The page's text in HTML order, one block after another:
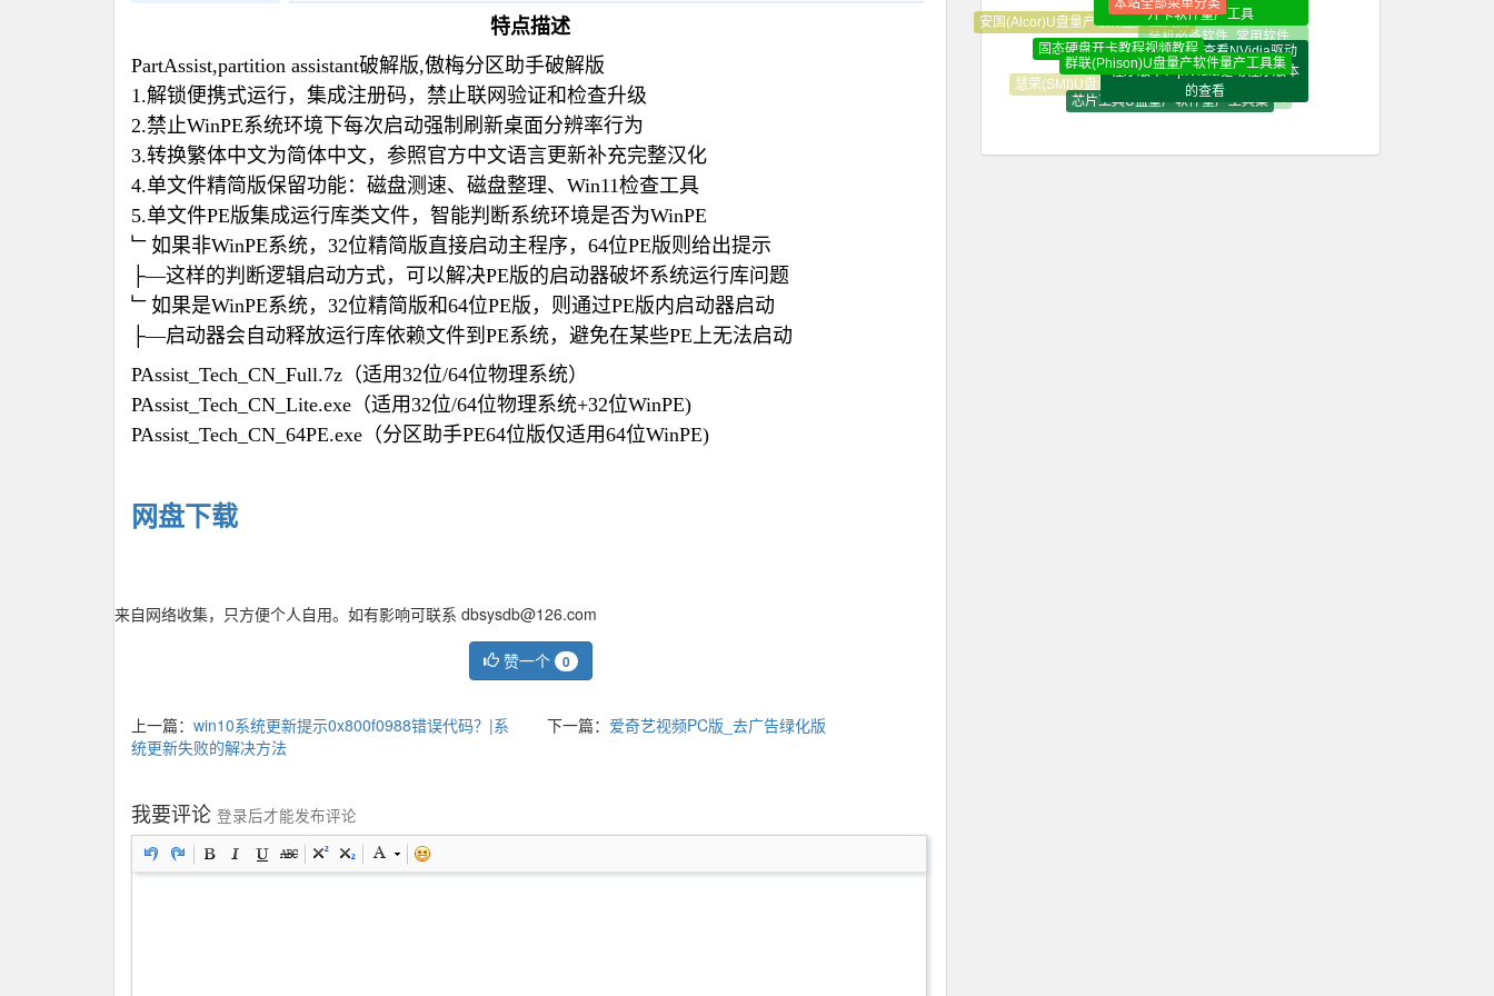
特点描述
PartAssist,partition assistant破解版,傲梅分区助手破解版
1.解锁便携式运行，集成注册码，禁止联网验证和检查升级
2.禁止WinPE系统环境下每次启动强制刷新桌面分辨率行为
3.转换繁体中文为简体中文，参照官方中文语言更新补充完整汉化
4.单文件精简版保留功能：磁盘测速、磁盘整理、Win11检查工具
5.单文件PE版集成运行库类文件，智能判断系统环境是否为WinPE
﹂如果非WinPE系统，32位精简版直接启动主程序，64位PE版则给出提示
├—这样的判断逻辑启动方式，可以解决PE版的启动器破坏系统运行库问题
﹂如果是WinPE系统，32位精简版和64位PE版，则通过PE版内启动器启动
├—启动器会自动释放运行库依赖文件到PE系统，避免在某些PE上无法启动
PAssist_Tech_CN_Full.7z（适用32位/64位物理系统）
PAssist_Tech_CN_Lite.exe（适用32位/64位物理系统+32位WinPE)
PAssist_Tech_CN_64PE.exe（分区助手PE64位版仅适用64位WinPE)
网盘下载
来自网络收集，只方便个人自用。如有影响可联系 dbsysdb@126.com
赞一个 0
上一篇： win10系统更新提示0x800f0988错误代码？|系
统更新失败的解决方法
下一篇： 爱奇艺视频PC版_去广告绿化版
我要评论 登录后才能发布评论
SM2246XT开卡工具
芯片工具U盘量产软件量产工具集
慧荣(SMI)U盘量产软件量产工具集
装机必备软件_常用软件_
精选软件大全_纯净定制软
件
win10系统如何查看NVidia驱动
程序版本？|nVidia驱动程序版本
的查看
群联(Phison)U盘量产软件量产工具集
固态硬盘开卡教程视频教程
安国(Alcor)U盘量产软件量产工具集